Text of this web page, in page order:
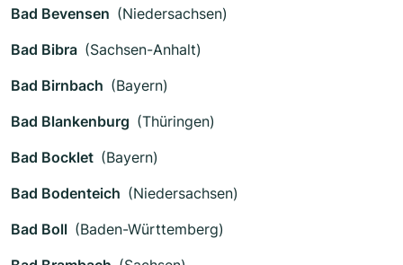
Bad Bevensen (Niedersachsen)
Bad Bibra (Sachsen-Anhalt)
Bad Birnbach (Bayern)
Bad Blankenburg (Thüringen)
Bad Bocklet (Bayern)
Bad Bodenteich (Niedersachsen)
Bad Boll (Baden-Württemberg)